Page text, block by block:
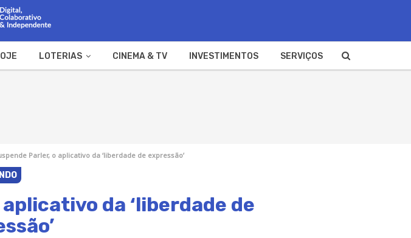
LOTERIAS CINEMA & TV INVESTIMENTOS SERVIÇOS
Parler, o aplicativo da ‘liberdade de expressão’
da ‘liberdade de